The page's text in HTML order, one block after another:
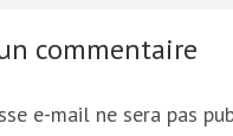
commentaire
e-mail ne sera pas